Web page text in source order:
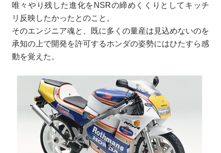
唯々やり残した進化をNSRの締めくくりとしてキッチ
リ反映したかったとのこと。
そのエンジニア魂と、既に多くの量産は見込めないのを
承知の上で開発を許可するホンダの姿勢にはひたすら感
動を覚えた。